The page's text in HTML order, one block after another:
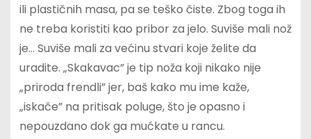
ili plastičnih masa, pa se teško čiste. Zbog toga ih
ne treba koristiti kao pribor za jelo. Suviše mali nož
je… Suviše mali za većinu stvari koje želite da
uradite. „Skakavac” je tip noža koji nikako nije
„priroda frendli” jer, baš kako mu ime kaže,
„iskače” na pritisak poluge, što je opasno i
nepouzdano dok ga mućkate u rancu.